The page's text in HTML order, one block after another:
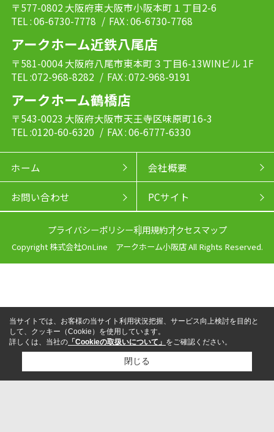
〒577-0802 大阪府東大阪市小阪本町１丁目2-6
TEL : 06-6730-7778 / FAX : 06-6730-7768
アークホーム近鉄八尾店
〒581-0004 大阪府八尾市東本町３丁目6-13WINビル 1F
TEL :072-968-8282 / FAX : 072-968-9191
アークホーム鶴橋店
〒543-0023 大阪府大阪市天王寺区味原町16-3
TEL :0120-60-6320 / FAX : 06-6777-6330
ホーム 会社概要
お問い合わせ PCサイト
プライバシーポリシー利用規約アクセスマップ
Copyright 株式会社OnLine アークホーム小阪店 All Rights Reserved.
LINEからお問い合わせ
当サイトでは、お客様の当サイト利用状況把握、サービス向上検討を目的と
して、クッキー（Cookie）を使用しています。
詳しくは、当社の 「Cookieの取扱いについて」 をご確認ください。
閉じる